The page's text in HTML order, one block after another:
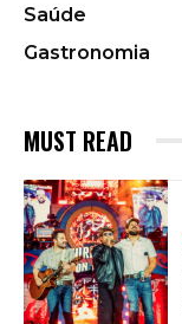
Saúde
Gastronomia
MUST READ